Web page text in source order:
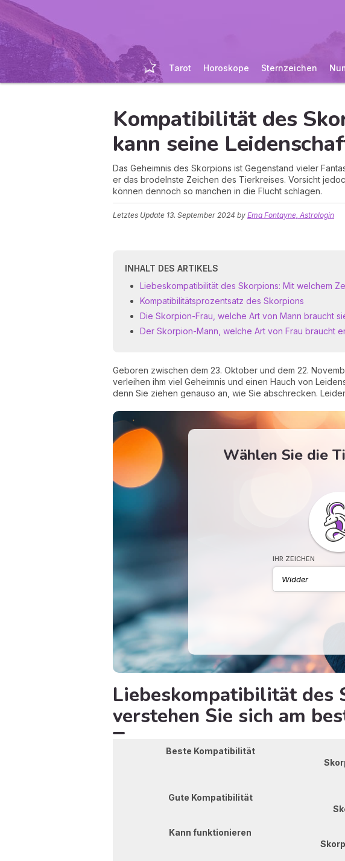
Tarot Horoskope Sternzeichen
Kompatibilität des
kann seine
Das Geheimnis des Skorpions ist Gegenstand vieler
er das brodelnste Zeichen des Tierkreises. Vorsicht
können dennoch so manchen in die Flucht schlagen.
Letztes Update 13. September 2024 by Ema Fontayne, Astrologin
INHALT DES ARTIKELS
Liebeskompatibilität des Skorpions: Mit welchem
Kompatibilitätsprozentsatz des Skorpions
Die Skorpion-Frau, welche Art von Mann braucht
Der Skorpion-Mann, welche Art von Frau braucht
Geboren zwischen dem 23. Oktober und dem 22.
verleihen ihm viel Geheimnis und einen Hauch von
denn Sie ziehen genauso an, wie Sie abschrecken.
Wählen Sie die
IHR ZEICHEN
Liebeskompatibilität des
verstehen Sie sich am
Beste Kompatibilität
Gute Kompatibilität
Kann funktionieren